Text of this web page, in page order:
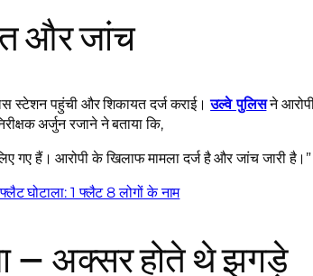
और जांच
स्टेशन पहुंची और शिकायत दर्ज कराई।उल्वे पुलिसने
अर्जुन रजाने ने बताया कि,
गए हैं। आरोपी के खिलाफ मामला दर्ज है और जांच जारी है।”
घोटाला: 1 फ्लैट 8 लोगों के नाम
– अक्सर होते थे झगड़े